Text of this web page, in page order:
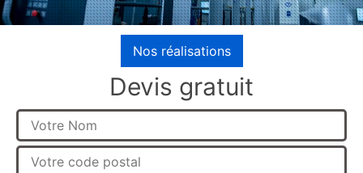
Nos réalisations
Devis gratuit